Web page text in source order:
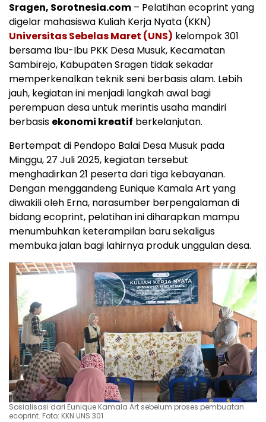
Sragen, Sorotnesia.com – Pelatihan ecoprint yang
digelar mahasiswa Kuliah Kerja Nyata (KKN)
Universitas Sebelas Maret (UNS) kelompok 301
bersama Ibu-Ibu PKK Desa Musuk, Kecamatan
Sambirejo, Kabupaten Sragen tidak sekadar
memperkenalkan teknik seni berbasis alam. Lebih
jauh, kegiatan ini menjadi langkah awal bagi
perempuan desa untuk merintis usaha mandiri
berbasis ekonomi kreatif berkelanjutan.
Bertempat di Pendopo Balai Desa Musuk pada
Minggu, 27 Juli 2025, kegiatan tersebut
menghadirkan 21 peserta dari tiga kebayanan.
Dengan menggandeng Eunique Kamala Art yang
diwakili oleh Erna, narasumber berpengalaman di
bidang ecoprint, pelatihan ini diharapkan mampu
menumbuhkan keterampilan baru sekaligus
membuka jalan bagi lahirnya produk unggulan desa.
Sosialisasi dari Eunique Kamala Art sebelum proses pembuatan
ecoprint. Foto: KKN UNS 301